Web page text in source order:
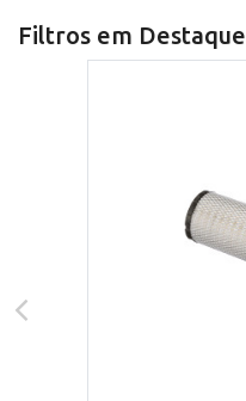
Filtros em Destaque